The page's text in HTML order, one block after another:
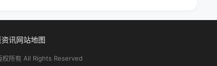
资讯网站地图
所有 All Rights Reserved